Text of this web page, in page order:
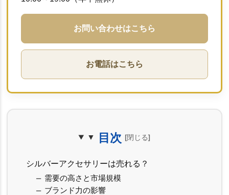
お問い合わせはこちら
お電話はこちら
目次
シルバーアクセサリーは売れる？
需要の高さと市場規模
ブランド力の影響